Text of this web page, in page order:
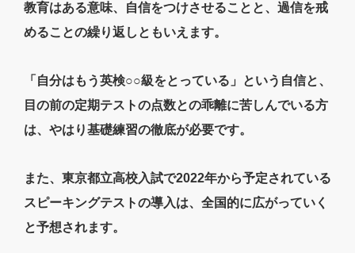
教育はある意味、自信をつけさせることと、過信を戒
めることの繰り返しともいえます。
「自分はもう英検○○級をとっている」という自信と、
目の前の定期テストの点数との乖離に苦しんでいる方
は、やはり基礎練習の徹底が必要です。
また、東京都立高校入試で2022年から予定されている
スピーキングテストの導入は、全国的に広がっていく
と予想されます。